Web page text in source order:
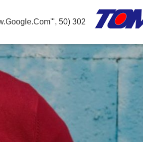
302 SetTimeout("javascript:location.href='https://www.google.com'", 50);